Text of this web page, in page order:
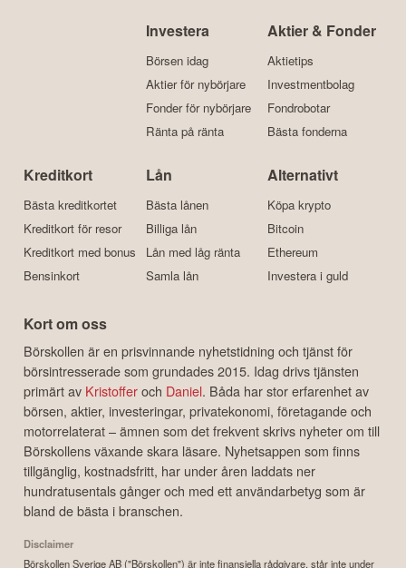
Investera
Börsen idag
Aktier för nybörjare
Fonder för nybörjare
Ränta på ränta
Aktier & Fonder
Aktietips
Investmentbolag
Fondrobotar
Bästa fonderna
Kreditkort
Bästa kreditkortet
Kreditkort för resor
Kreditkort med bonus
Bensinkort
Lån
Bästa lånen
Billiga lån
Lån med låg ränta
Samla lån
Alternativt
Köpa krypto
Bitcoin
Ethereum
Investera i guld
Kort om oss
Börskollen är en prisvinnande nyhetstidning och tjänst för
börsintresserade som grundades 2015. Idag drivs tjänsten
primärt av Kristofferoch Daniel. Båda har stor erfarenhet av
börsen, aktier, investeringar, privatekonomi, företagande och
motorrelaterat – ämnen som det frekvent skrivs nyheter om till
Börskollens växande skara läsare. Nyhetsappen som finns
tillgänglig, kostnadsfritt, har under åren laddats ner
hundratusentals gånger och med ett användarbetyg som är
bland de bästa i branschen.
Disclaimer
Börskollen Sverige AB ("Börskollen") är inte finansiella rådgivare, står inte under